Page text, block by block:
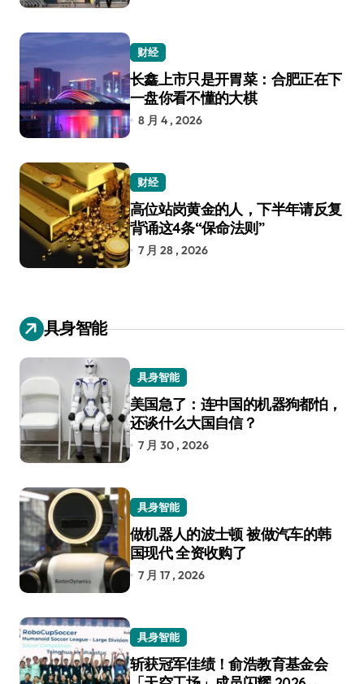
财经
长鑫上市只是开胃菜：合肥正在下
一盘你看不懂的大棋
8 月 4 , 2026
财经
高位站岗黄金的人，下半年请反复
背诵这4条“保命法则”
7 月 28 , 2026
具身智能
具身智能
美国急了：连中国的机器狗都怕，
还谈什么大国自信？
7 月 30 , 2026
具身智能
做机器人的波士顿 被做汽车的韩
国现代 全资收购了
7 月 17 , 2026
具身智能
斩获冠军佳绩！俞浩教育基金会